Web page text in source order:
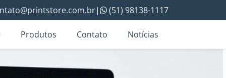
| (51) 98138-1117
Produtos Contato Notícias